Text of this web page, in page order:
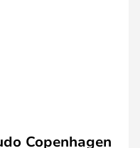
Copenhagen